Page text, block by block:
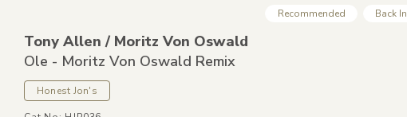
Recommended Back In
Tony Allen /Moritz Von Oswald
Ole - Moritz Von Oswald Remix
Honest Jon's